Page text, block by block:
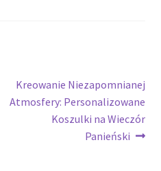
Następny
wpis:
Kreowanie Niezapomnianej
Atmosfery: Personalizowane
Koszulki na Wieczór
Panieński